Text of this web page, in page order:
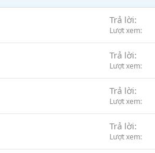
Trả lời
Lượt xem
Trả lời
Lượt xem
Trả lời
Lượt xem
Trả lời
Lượt xem